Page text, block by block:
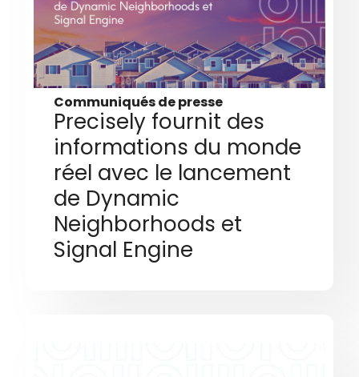
Communiqués de presse
Precisely fournit des
informations du monde
réel avec le lancement
de Dynamic
Neighborhoods et
Signal Engine